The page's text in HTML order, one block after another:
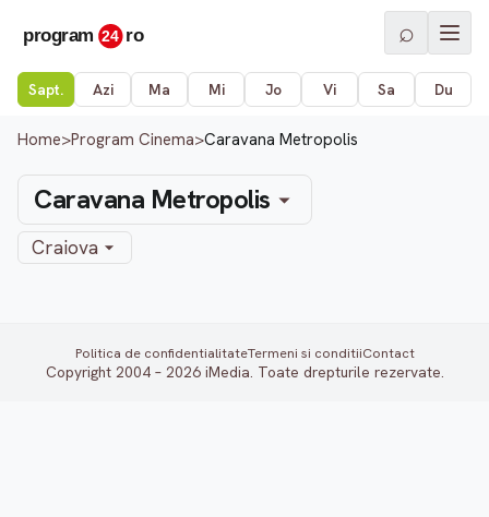
⌕
Sapt. Azi Ma Mi Jo Vi Sa Du
Home>Program Cinema>Caravana Metropolis
Caravana Metropolis
Craiova
Politica de confidentialitateTermeni si conditiiContact
Copyright 2004 – 2026 iMedia. Toate drepturile rezervate.